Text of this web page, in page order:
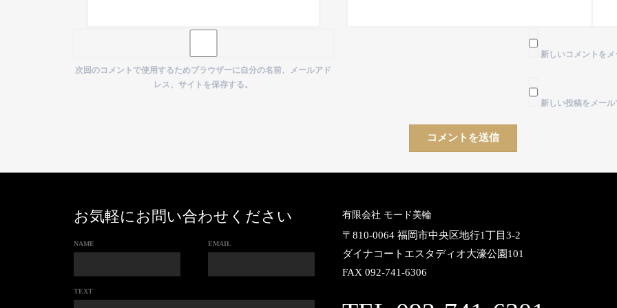
次回のコメントで使用するためブラウザーに自分の名前、メールアド
レス、サイトを保存する。
新しいコメントを
新しい投稿をメール
お気軽にお問い合わせください
NAME EMAIL
TEXT
有限会社 モード美輪
〒810-0064 福岡市中央区地行1丁目3-2
ダイナコートエスタディオ大濠公園101
FAX 092-741-6306